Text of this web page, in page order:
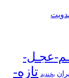
عجـل-
ایران بخندید تازه-